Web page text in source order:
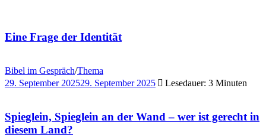
Eine Frage der Identität
Bibel im Gespräch/Thema
29. September 202529. September 2025 Lesedauer: 3 Minuten
Spieglein, Spieglein an der Wand – wer ist gerecht in
diesem Land?